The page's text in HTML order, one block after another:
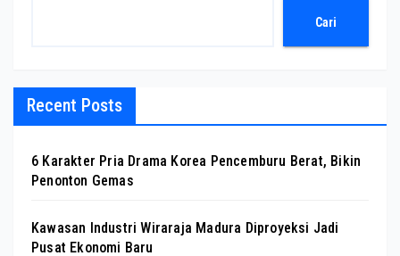
Cari
Recent Posts
6 Karakter Pria Drama Korea Pencemburu Berat, Bikin
Penonton Gemas
Kawasan Industri Wiraraja Madura Diproyeksi Jadi
Pusat Ekonomi Baru